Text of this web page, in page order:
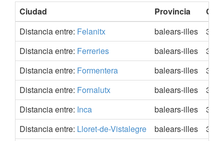
Ciudad Provincia
Distancia entre: Felanitx balears-illes
Distancia entre: Ferreries balears-illes
Distancia entre: Formentera balears-illes
Distancia entre: Fornalutx balears-illes
Distancia entre: Inca balears-illes
Distancia entre: Lloret-de-Vistalegre balears-illes